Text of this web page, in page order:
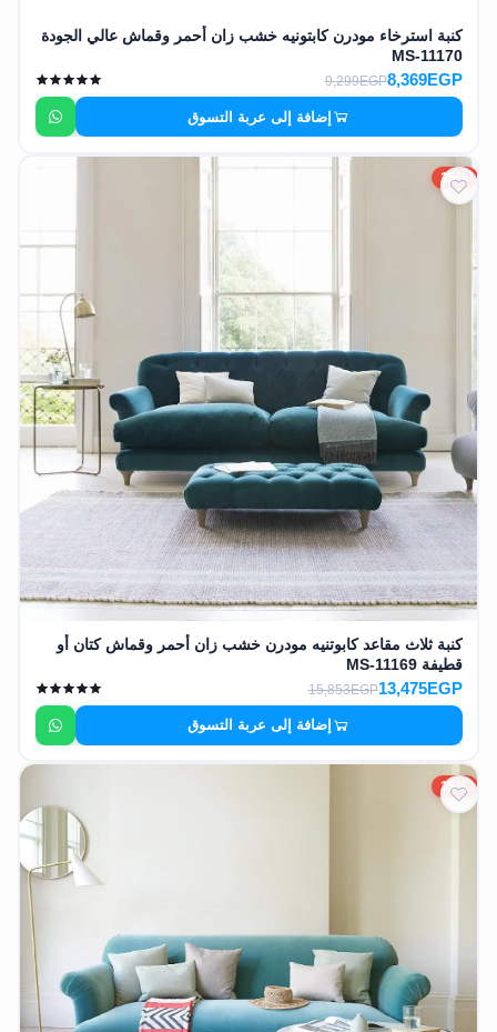
كنبة استرخاء مودرن كابتونيه خشب زان أحمر وقماش عالي الجودة
MS-11170
8,369EGP
9,299EGP
إضافة إلى عربة التسوق
15%
كنبة ثلاث مقاعد كابوتنيه مودرن خشب زان أحمر وقماش كتان أو
قطيفة MS-11169
13,475EGP
15,853EGP
إضافة إلى عربة التسوق
15%